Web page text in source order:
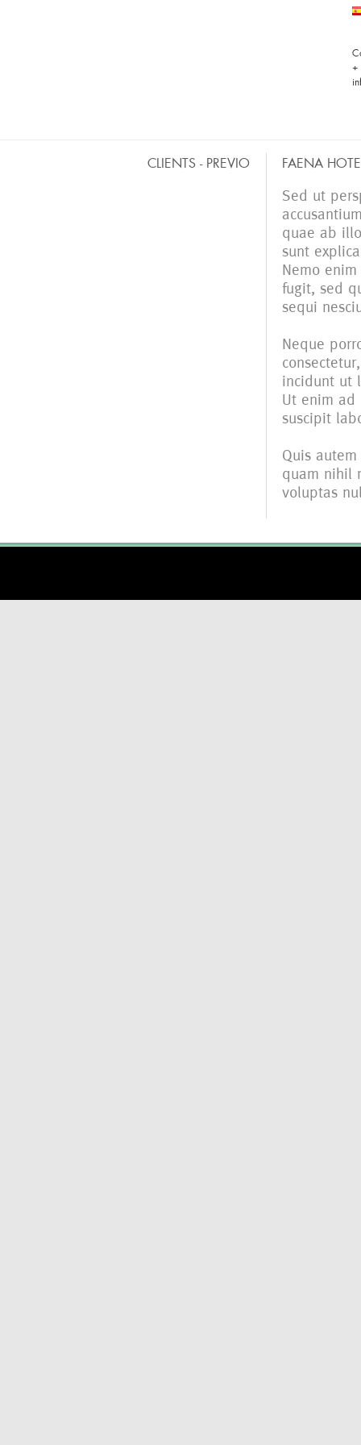
+
CLIENTS - PREVIO FAENA
Sed ut
quae ab
sunt
Nemo
fugit, sed
sequi
Neque
incidunt ut
Ut enim ad
suscipit
Quis
quam nihil
voluptas